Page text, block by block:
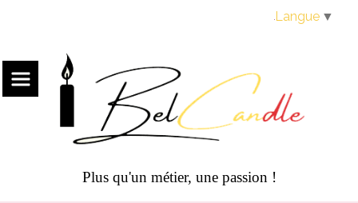
Plus qu'un métier, une passion !
Langue ▼